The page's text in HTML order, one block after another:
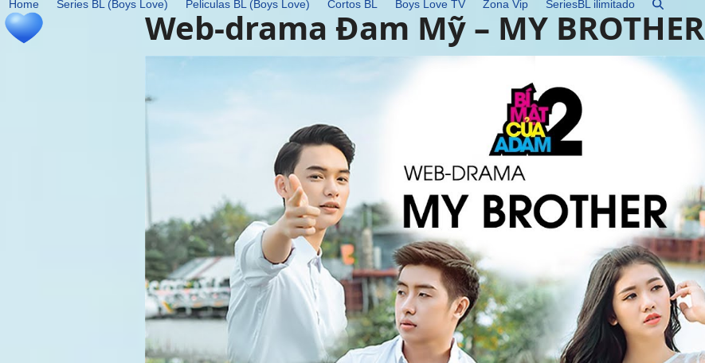
Skip
to
content
Home Series BL (Boys Love) Peliculas BL (Boys Love) Cortos BL Boys Love TV Zona Vip SeriesBL ilimitado
Web-drama Đam Mỹ – MY BROTHER